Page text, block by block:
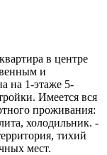
в центре
и
на 1-этаже 5-
Имеется вся
проживания:
холодильник. -
тихий
мест.